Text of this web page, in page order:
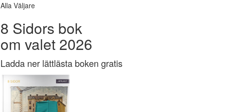
Alla Väljare
8 Sidors bok
om valet 2026
Ladda ner lättlästa boken gratis